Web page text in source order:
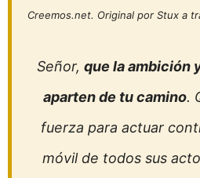
Creemos.net. Original por Stux a
Señor, que la ambición
aparten de tu camino.
fuerza para actuar
móvil de todos sus